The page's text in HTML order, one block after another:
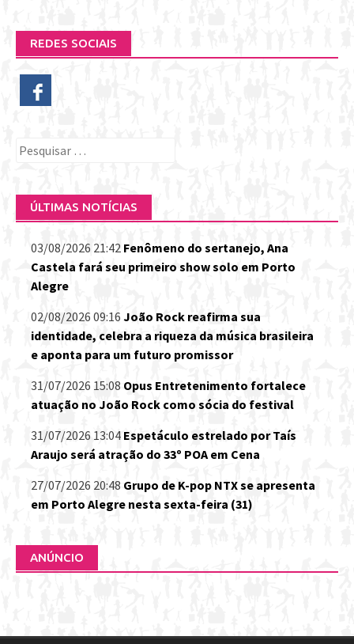
REDES SOCIAIS
Pesquisar
ÚLTIMAS NOTÍCIAS
03/08/2026 21:42 Fenômeno do sertanejo, Ana
Castela fará seu primeiro show solo em Porto
Alegre
02/08/2026 09:16 João Rock reafirma sua
identidade, celebra a riqueza da música brasileira
e aponta para um futuro promissor
31/07/2026 15:08 Opus Entretenimento fortalece
atuação no João Rock como sócia do festival
31/07/2026 13:04 Espetáculo estrelado por Taís
Araujo será atração do 33º POA em Cena
27/07/2026 20:48 Grupo de K-pop NTX se apresenta
em Porto Alegre nesta sexta-feira (31)
ANÚNCIO